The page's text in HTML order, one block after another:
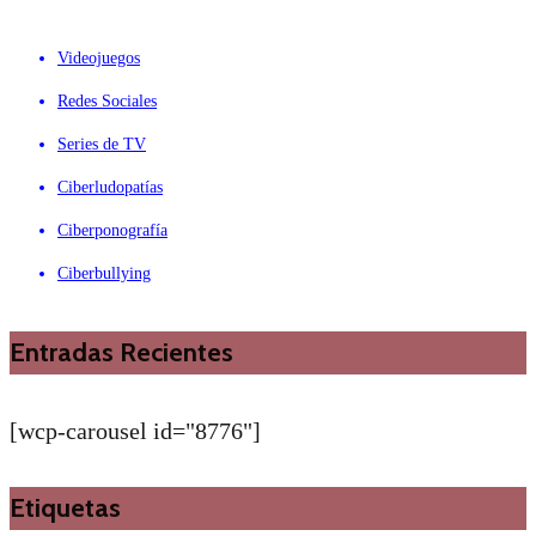
Videojuegos
Redes Sociales
Series de TV
Ciberludopatías
Ciberponografía
Ciberbullying
Entradas Recientes
[wcp-carousel id="8776"]
Etiquetas